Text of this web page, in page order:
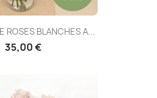
ROSES BLANCHES A...
35,00 €